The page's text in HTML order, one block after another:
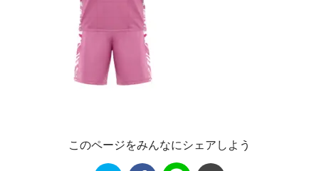
このページをみんなにシェアしよう